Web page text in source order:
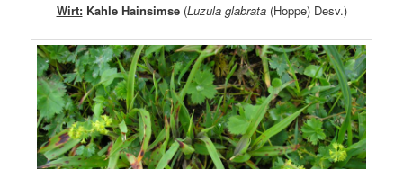
Wirt:Kahle Hainsimse(Luzula glabrata(Hoppe) Desv.)